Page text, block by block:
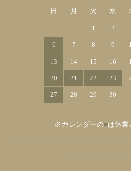
日 月 火 水
1 2
6 7 8 9
13 14 15 16
20 21 22 23
27 28 29 30
※カレンダーの■は休業